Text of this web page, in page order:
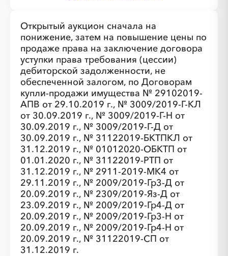
Открытый аукцион сначала на
понижение, затем на повышение цены по
продаже права на заключение договора
уступки права требования (цессии)
дебиторской задолженности, не
обеспеченной залогом, по Договорам
купли-продажи имущества № 29102019-
АПВ от 29.10.2019 г., № 3009/2019-Г-КЛ
от 30.09.2019 г., № 3009/2019-Г-Н от
30.09.2019 г., № 3009/2019-Г-Д от
30.09.2019 г., № 31122019-БКТПКЛ от
31.12.2019 г., № 01012020-ОБКТП от
01.01.2020 г., № 31122019-РТП от
31.12.2019 г., № 2911-2019-МК4 от
29.11.2019 г., № 2009/2019-Гр3-Д от
20.09.2019 г., № 2309/2019-Яз-Д от
23.09.2019 г., № 2009/2019-Гр4-Д от
20.09.2019 г., № 2009/2019-Гр3-Н от
20.09.2019 г., № 2009/2019-Гр4-Н от
20.09.2019 г., № 31122019-СП от
31.12.2019 г.
░
░
░
░
░
░
░
░
░
░
░
░
░